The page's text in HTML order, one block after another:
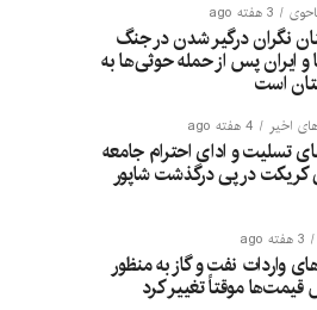
3 هفته ago
نگران درگیر شدن در جنگ
و ایران پس از حمله حوثی‌ها به
است
اخیر 4 هفته ago
تسلیت و ادای احترام جامعه
کریکت در پی درگذشت شاپور
3 هفته ago
واردات نفت و گاز به منظور
موقتاً تغییر کرد